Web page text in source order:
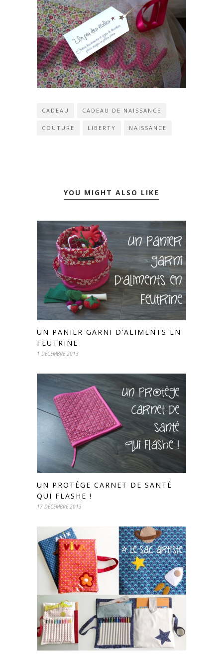
CADEAU CADEAU DE NAISSANCE
COUTURE LIBERTY NAISSANCE
YOU MIGHT ALSO LIKE
UN PANIER GARNI D’ALIMENTS EN
FEUTRINE
1 DÉCEMBRE 2013
UN PROTÈGE CARNET DE SANTÉ
QUI FLASHE !
17 DÉCEMBRE 2013